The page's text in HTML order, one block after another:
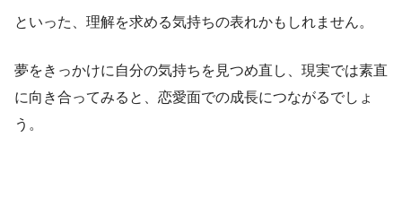
といった、理解を求める気持ちの表れかもしれません。
夢をきっかけに自分の気持ちを見つめ直し、現実では素直
に向き合ってみると、恋愛面での成長につながるでしょ
う。